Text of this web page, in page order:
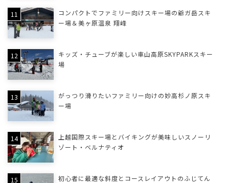
コンパクトでファミリー向けスキー場の爺ガ岳スキ
ー場＆美ヶ原温泉 翔峰
キッズ・チューブが楽しい車山高原SKYPARKスキー
場
がっつり滑りたいファミリー向けの妙高杉ノ原スキ
ー場
上越国際スキー場とバイキングが美味しいスノーリ
ゾート・ベルナティオ
初心者に最適な斜度とコースレイアウトのふじてん